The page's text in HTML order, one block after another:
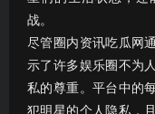
战。
尽管圈内资讯吃瓜网
示了许多娱乐圈不为
私的尊重。平台中的
犯明星的个人隐私，